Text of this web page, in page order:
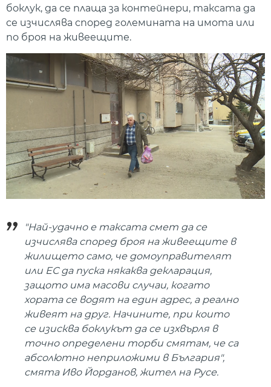
боклук, да се плаща за контейнери, таксата да
се изчислява според големината на имота или
по броя на живеещите.
"Най-удачно е таксата смет да се
изчислява според броя на живеещите в
жилището само, че домоуправителят
или ЕС да пуска някаква декларация,
защото има масови случаи, когато
хората се водят на един адрес, а реално
живеят на друг. Начините, при които
се изисква боклукът да се изхвърля в
точно определени торби смятам, че са
абсолютно неприложими в България",
смята Иво Йорданов, жител на Русе.